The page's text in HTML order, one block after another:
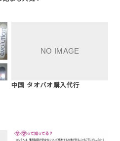
中国 タオバオ購入代行